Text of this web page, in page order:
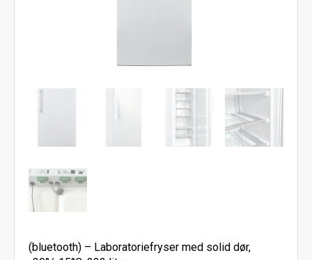
(bluetooth) – Laboratoriefryser med solid dør,